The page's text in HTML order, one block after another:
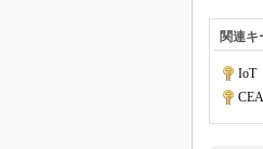
関連キ
IoT|